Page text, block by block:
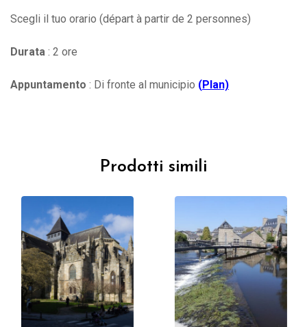
Scegli il tuo orario (départ à partir de 2 personnes)
Durata : 2 ore
Appuntamento : Di fronte al municipio (Plan)
Prodotti simili